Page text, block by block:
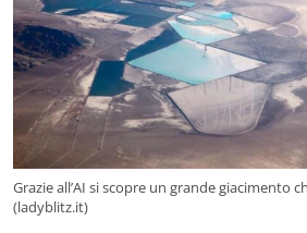
Grazie all’AI si scopre un grande giacimento
(ladyblitz.it)